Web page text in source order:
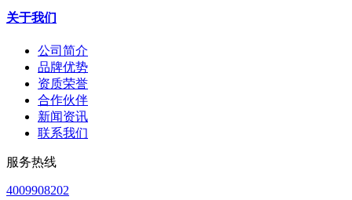
关于我们
公司简介
品牌优势
资质荣誉
合作伙伴
新闻资讯
联系我们
服务热线
4009908202